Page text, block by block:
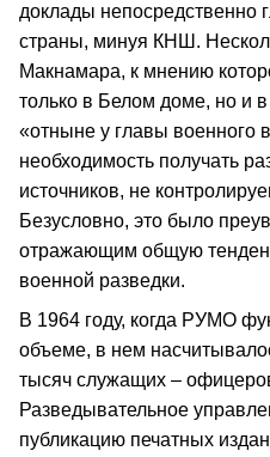
доклады непосредственно
страны, минуя КНШ.
Макнамара, к мнению
только в Белом доме, но и в
«отныне у главы военного
необходимость получать
источников, не
Безусловно, это было
отражающим общую
военной разведки.
В 1964 году, когда РУМО
объеме, в нем
тысяч служащих –
Разведывательное
публикацию печатных